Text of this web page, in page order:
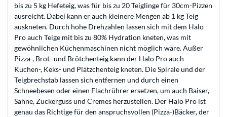
bis zu 5 kg Hefeteig, was für bis zu 20 Teiglinge für 30cm-Pizzen
ausreicht. Dabei kann er auch kleinere Mengen ab 1 kg Teig
auskneten. Durch hohe Drehzahlen lassen sich mit dem Halo
Pro auch Teige mit bis zu 80% Hydration kneten, was mit
gewöhnlichen Küchenmaschinen nicht möglich wäre. Außer
Pizza-, Brot- und Brötchenteig kann der Halo Pro auch
Kuchen-, Keks- und Plätzchenteig kneten. Die Spirale und der
Teigbrechstab lassen sich entfernen und durch einen
Schneebesen oder einen Flachrührer ersetzen, um auch Baiser,
Sahne, Zuckerguss und Cremes herzustellen. Der Halo Pro ist
genau das Richtige für den anspruchsvollen (Pizza-)Bäcker, der